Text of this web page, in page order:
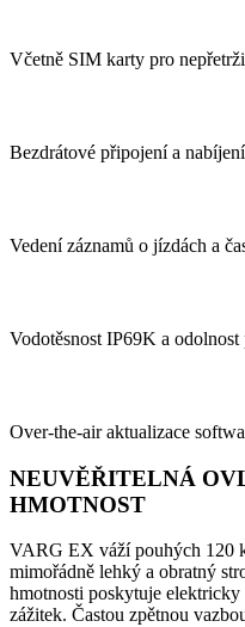
Včetně SIM karty pro
Bezdrátové připojení a nabíjení
Vedení záznamů o jízdách a
Vodotěsnost IP69K a odolnost
Over-the-air aktualizace
NEUVĚŘITELNÁ
HMOTNOST
VARG EX váží pouhých 120
mimořádně lehký a obratný
hmotnosti poskytuje
zážitek. Častou zpětnou